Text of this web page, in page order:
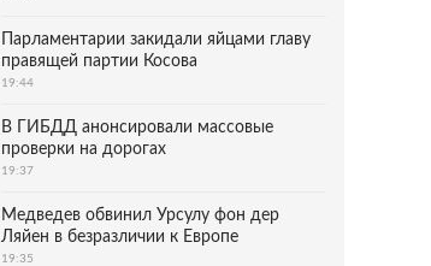
Парламентарии закидали яйцами главу
правящей партии Косова
19:44
В ГИБДД анонсировали массовые
проверки на дорогах
19:37
Медведев обвинил Урсулу фон дер
Ляйен в безразличии к Европе
19:35